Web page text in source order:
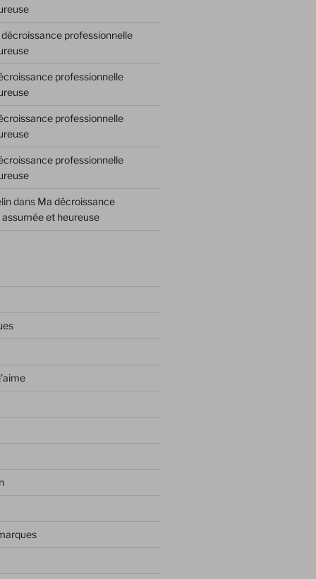
professionnelle
professionnelle
professionnelle
professionnelle
dans Ma décroissance
et heureuse